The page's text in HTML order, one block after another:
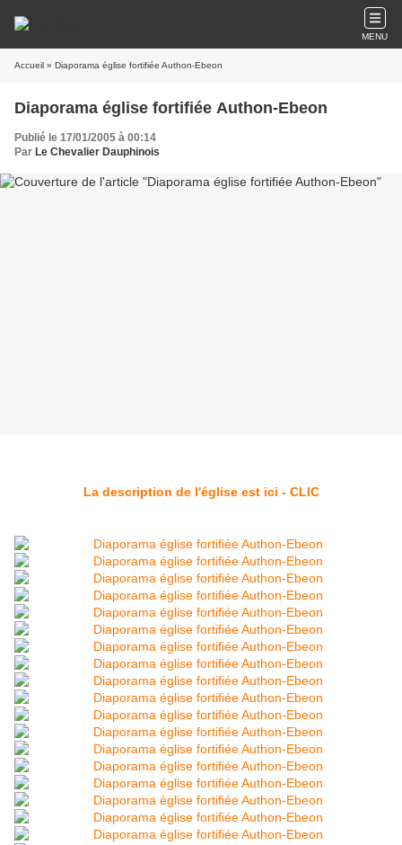
MENU
Accueil » Diaporama église fortifiée Authon-Ebeon
Diaporama église fortifiée Authon-Ebeon
Publié le 17/01/2005 à 00:14
Par Le Chevalier Dauphinois
La description de l'église est ici - CLIC